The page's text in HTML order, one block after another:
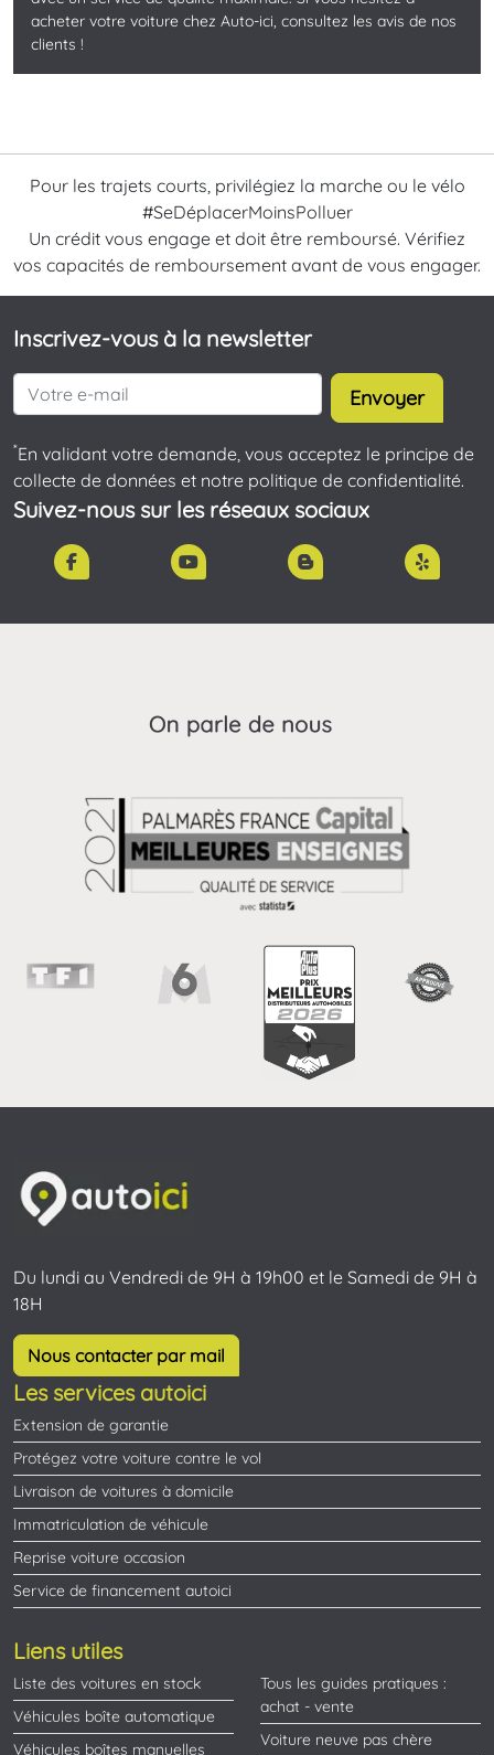
acheter votre voiture chez Auto-ici, consultez les avis de nos
clients !
Pour les trajets courts, privilégiez la marche ou le vélo
#SeDéplacerMoinsPolluer
Un crédit vous engage et doit être remboursé. Vérifiez
vos capacités de remboursement avant de vous engager.
Inscrivez-vous à la newsletter
Envoyer
*En validant votre demande, vous acceptez le principe de
collecte de données et notre politique de confidentialité.
Suivez-nous sur les réseaux sociaux
Du lundi au Vendredi de 9H à 19h00 et le Samedi de 9H à
18H
Nous contacter par mail
Les services autoici
Extension de garantie
Protégez votre voiture contre le vol
Livraison de voitures à domicile
Immatriculation de véhicule
Reprise voiture occasion
Service de financement autoici
Liens utiles
Liste des voitures en stock
Véhicules boîte automatique
Véhicules boîtes manuelles
Tous les guides pratiques :
achat - vente
Voiture neuve pas chère